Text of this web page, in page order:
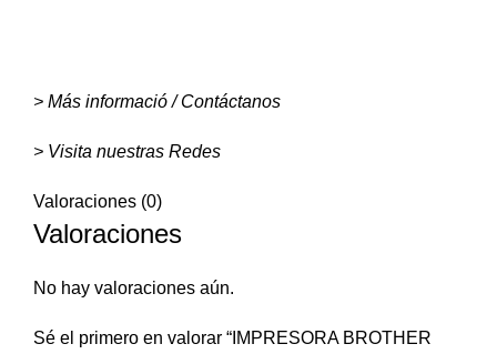
> Más informació / Contáctanos
> Visita nuestras Redes
Valoraciones (0)
Valoraciones
No hay valoraciones aún.
Sé el primero en valorar “IMPRESORA BROTHER